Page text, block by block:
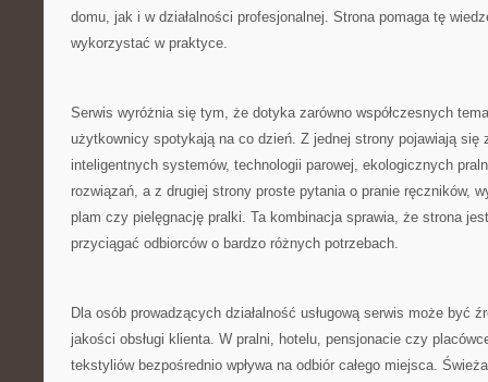
domu, jak i w działalności profesjonalnej. Strona pomaga tę
wykorzystać w praktyce.
Serwis wyróżnia się tym, że dotyka zarówno współczesnych
użytkownicy spotykają na co dzień. Z jednej strony pojawiają się
inteligentnych systemów, technologii parowej, ekologicznych
rozwiązań, a z drugiej strony proste pytania o pranie ręczników,
plam czy pielęgnację pralki. Ta kombinacja sprawia, że strona
przyciągać odbiorców o bardzo różnych potrzebach.
Dla osób prowadzących działalność usługową serwis może być
jakości obsługi klienta. W pralni, hotelu, pensjonacie czy
tekstyliów bezpośrednio wpływa na odbiór całego miejsca.